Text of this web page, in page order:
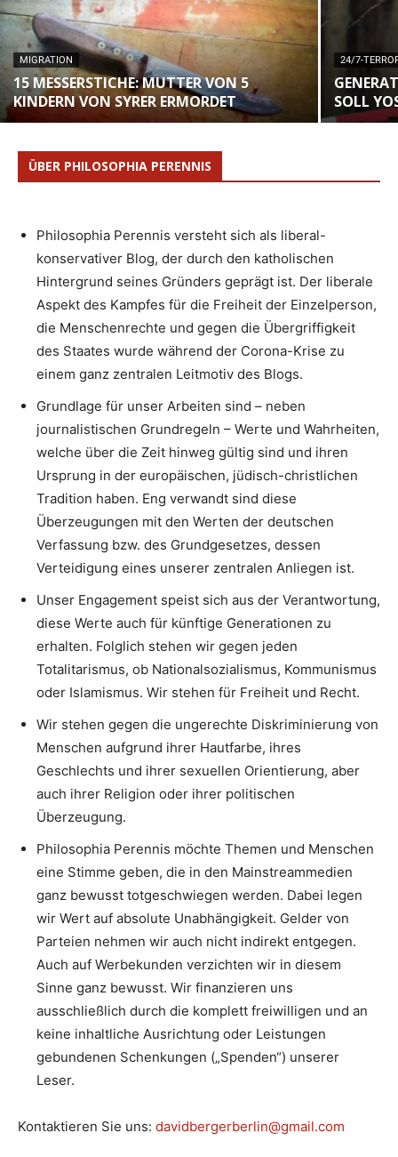
MIGRATION
15 MESSERSTICHE: MUTTER VON 5
KINDERN VON SYRER ERMORDET
24/7-
SOLL
ÜBER PHILOSOPHIA PERENNIS
Philosophia Perennis versteht sich als liberal-
konservativer Blog, der durch den katholischen
Hintergrund seines Gründers geprägt ist. Der liberale
Aspekt des Kampfes für die Freiheit der Einzelperson,
die Menschenrechte und gegen die Übergriffigkeit
des Staates wurde während der Corona-Krise zu
einem ganz zentralen Leitmotiv des Blogs.
Grundlage für unser Arbeiten sind – neben
journalistischen Grundregeln – Werte und Wahrheiten,
welche über die Zeit hinweg gültig sind und ihren
Ursprung in der europäischen, jüdisch-christlichen
Tradition haben. Eng verwandt sind diese
Überzeugungen mit den Werten der deutschen
Verfassung bzw. des Grundgesetzes, dessen
Verteidigung eines unserer zentralen Anliegen ist.
Unser Engagement speist sich aus der Verantwortung,
diese Werte auch für künftige Generationen zu
erhalten. Folglich stehen wir gegen jeden
Totalitarismus, ob Nationalsozialismus, Kommunismus
oder Islamismus. Wir stehen für Freiheit und Recht.
Wir stehen gegen die ungerechte Diskriminierung von
Menschen aufgrund ihrer Hautfarbe, ihres
Geschlechts und ihrer sexuellen Orientierung, aber
auch ihrer Religion oder ihrer politischen
Überzeugung.
Philosophia Perennis möchte Themen und Menschen
eine Stimme geben, die in den Mainstreammedien
ganz bewusst totgeschwiegen werden. Dabei legen
wir Wert auf absolute Unabhängigkeit. Gelder von
Parteien nehmen wir auch nicht indirekt entgegen.
Auch auf Werbekunden verzichten wir in diesem
Sinne ganz bewusst. Wir finanzieren uns
ausschließlich durch die komplett freiwilligen und an
keine inhaltliche Ausrichtung oder Leistungen
gebundenen Schenkungen („Spenden“) unserer
Leser.
Kontaktieren Sie uns: davidbergerberlin@gmail.com